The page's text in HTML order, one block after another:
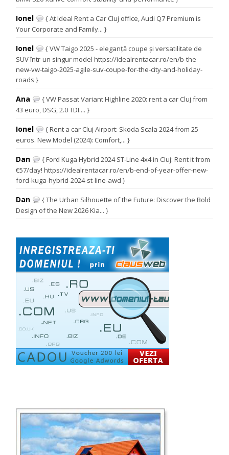
Ionel
{ At Ideal Rent a Car Cluj office, Audi Q7 Premium is
Your Corporate and Family... }
Ionel
{ VW Taigo 2025 - eleganță coupe și versatilitate de
SUV într-un singur model https://idealrentacar.ro/en/b-the-
new-vw-taigo-2025-agile-suv-coupe-for-the-city-and-holiday-
roads }
Ana
{ VW Passat Variant Highline 2020: rent a car Cluj from
43 euro, DSG, 2.0 TDI.... }
Ionel
{ Rent a car Cluj Airport: Skoda Scala 2024 from 25
euros. New Model (2024): Comfort,... }
Dan
{ Ford Kuga Hybrid 2024 ST-Line 4x4 in Cluj: Rent it from
€57/day! https://idealrentacar.ro/en/b-end-of-year-offer-new-
ford-kuga-hybrid-2024-st-line-awd }
Dan
{ The Urban Silhouette of the Future: Discover the Bold
Design of the New 2026 Kia... }